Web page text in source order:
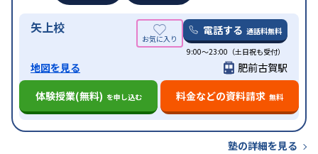
矢上校 電話する 通話料無料
9:00～23:00（土日祝も受付）
地図を見る
肥前古賀駅
体験授業(無料) を申し込む 料金などの資料請求 無料
塾の詳細を見る